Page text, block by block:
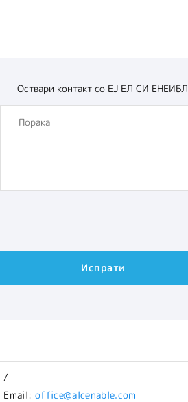
Оствари контакт со ЕЈ ЕЛ СИ ЕНЕИБЛ
/
Email: office@alcenable.com